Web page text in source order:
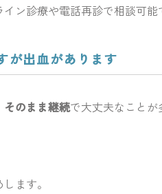
ン診療や電話再診で相談可能
が出血があります
そのまま継続で大丈夫なことが
ます。